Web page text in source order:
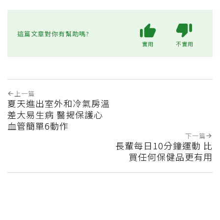
這篇文章對你有幫助嗎?
實用 不實用
上一篇
夏天進出室外和冷氣房溫
差大易生病 醫揭保護心
血管簡單6動作
下一篇
長輩每日10分鐘運動 比
買任何保健品更有用